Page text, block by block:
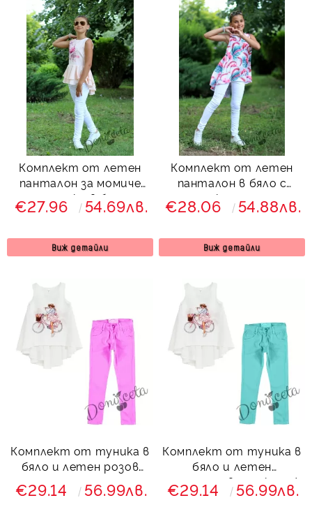
Комплект от летен
панталон за момиче
тип дънки в бяло с
туника в прасковено с
€27.96 54.69лв.
Виж детайли
Комплект от летен
панталон в бяло с
туника с летни
мотиви
€28.06 54.88лв.
Виж детайли
Комплект от туника в
бяло и летен розов
панталон за момиче
€29.14 56.99лв.
Комплект от туника в
бяло и летен
панталон в тюркоаз/
мента за момиче
€29.14 56.99лв.